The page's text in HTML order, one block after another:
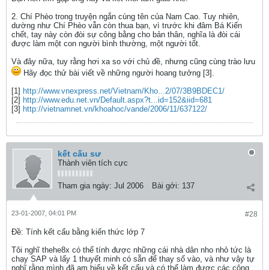
2. Chí Phèo trong truyện ngắn cùng tên của Nam Cao. Tuy nhiên,
dường như Chí Phèo vẫn còn thua bạn, vì trước khi đâm Bá Kiến
chết, tay này còn đòi sự công bằng cho bản thân, nghĩa là đòi cái
được làm một con người bình thường, một người tốt.
Và đây nữa, tuy rằng hơi xa so với chủ đề, nhưng cũng cùng trào lưu
Hãy đọc thử bài viết về những người hoang tưởng [3].
[1] http://www.vnexpress.net/Vietnam/Kho...2/07/3B9BDEC1/
[2] http://www.edu.net.vn/Default.aspx?t...id=152&iid=681
[3] http://vietnamnet.vn/khoahoc/vande/2006/11/637122/
kết cấu sư
Thành viên tích cực
Tham gia ngày: Jul 2006 Bài gởi: 137
#28
23-01-2007, 04:01 PM
Ðề: Tính kết cấu bằng kiến thức lớp 7
Tôi nghĩ thehe8x có thể tính được những cái nhà dân nho nhỏ tức là
chạy SAP và lấy 1 thuyết minh có sẵn để thay số vào, và như vậy tự
nghĩ rằng mình đã am hiểu về kết cấu và có thể làm được các công